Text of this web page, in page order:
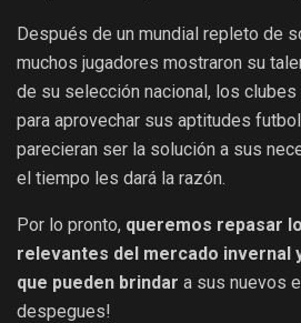
Después de un mundial repleto de
muchos jugadores mostraron su
de su selección nacional, los
para aprovechar sus aptitudes
parecieran ser la solución a sus
el tiempo les dará la razón.
Por lo pronto, queremos repasar
relevantes del mercado invernal
que pueden brindar a sus nuevos
despegues!